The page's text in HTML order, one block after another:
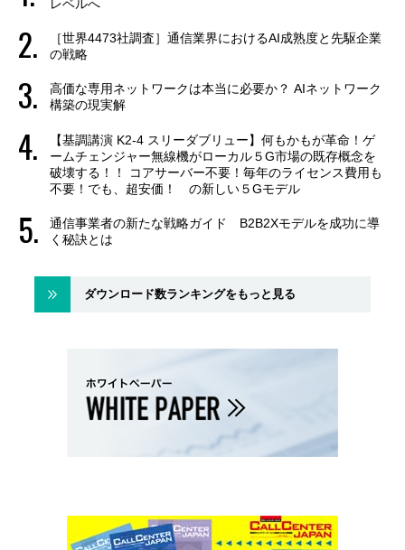
レベルへ
［世界4473社調査］通信業界におけるAI成熟度と先駆企業
の戦略
高価な専用ネットワークは本当に必要か？ AIネットワーク
構築の現実解
【基調講演 K2-4 スリーダブリュー】何もかもが革命！ゲ
ームチェンジャー無線機がローカル５G市場の既存概念を
破壊する！！ コアサーバー不要！毎年のライセンス費用も
不要！でも、超安価！ の新しい５Gモデル
通信事業者の新たな戦略ガイド B2B2Xモデルを成功に導
く秘訣とは
ダウンロード数ランキングをもっと見る